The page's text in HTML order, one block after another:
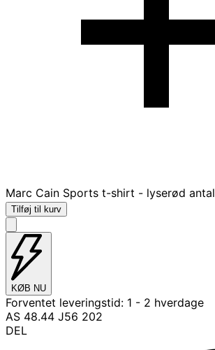
Marc Cain Sports t-shirt - lyserød antal
Tilføj til kurv
KØB NU
Forventet leveringstid: 1 - 2 hverdage
AS 48.44 J56 202
DEL